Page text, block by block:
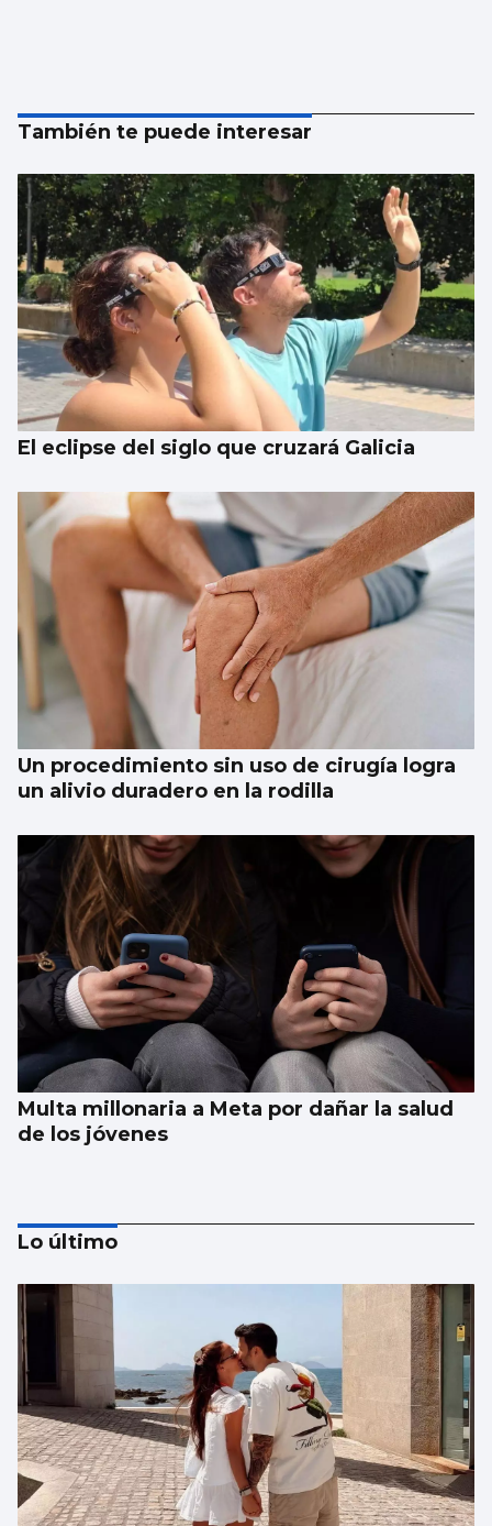
También te puede interesar
El eclipse del siglo que cruzará Galicia
Un procedimiento sin uso de cirugía logra
un alivio duradero en la rodilla
Multa millonaria a Meta por dañar la salud
de los jóvenes
Galería | Álbum para celebrar el Día
Internacional del Gato
Lo último